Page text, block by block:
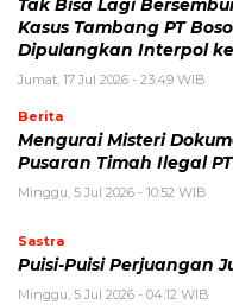
Tak Bisa Lagi
Kasus Tambang PT
Dipulangkan Interpol
Jumat, 17 Jul 2026 - 23:49 WIB
Berita
Mengurai Misteri
Pusaran Timah Ilegal PT
Minggu, 5 Jul 2026 - 10:52 WIB
Sastra
Puisi-Puisi Perjuangan
Minggu, 5 Jul 2026 - 04:12 WIB